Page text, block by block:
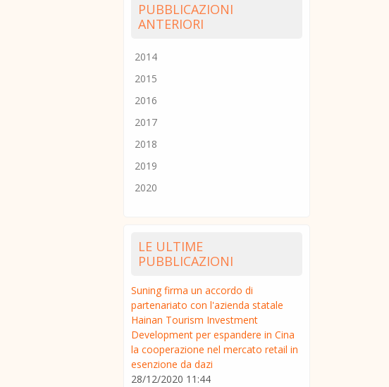
PUBBLICAZIONI
ANTERIORI
2014
2015
2016
2017
2018
2019
2020
LE ULTIME
PUBBLICAZIONI
Suning firma un accordo di
partenariato con l'azienda statale
Hainan Tourism Investment
Development per espandere in Cina
la cooperazione nel mercato retail in
esenzione da dazi
28/12/2020 11:44